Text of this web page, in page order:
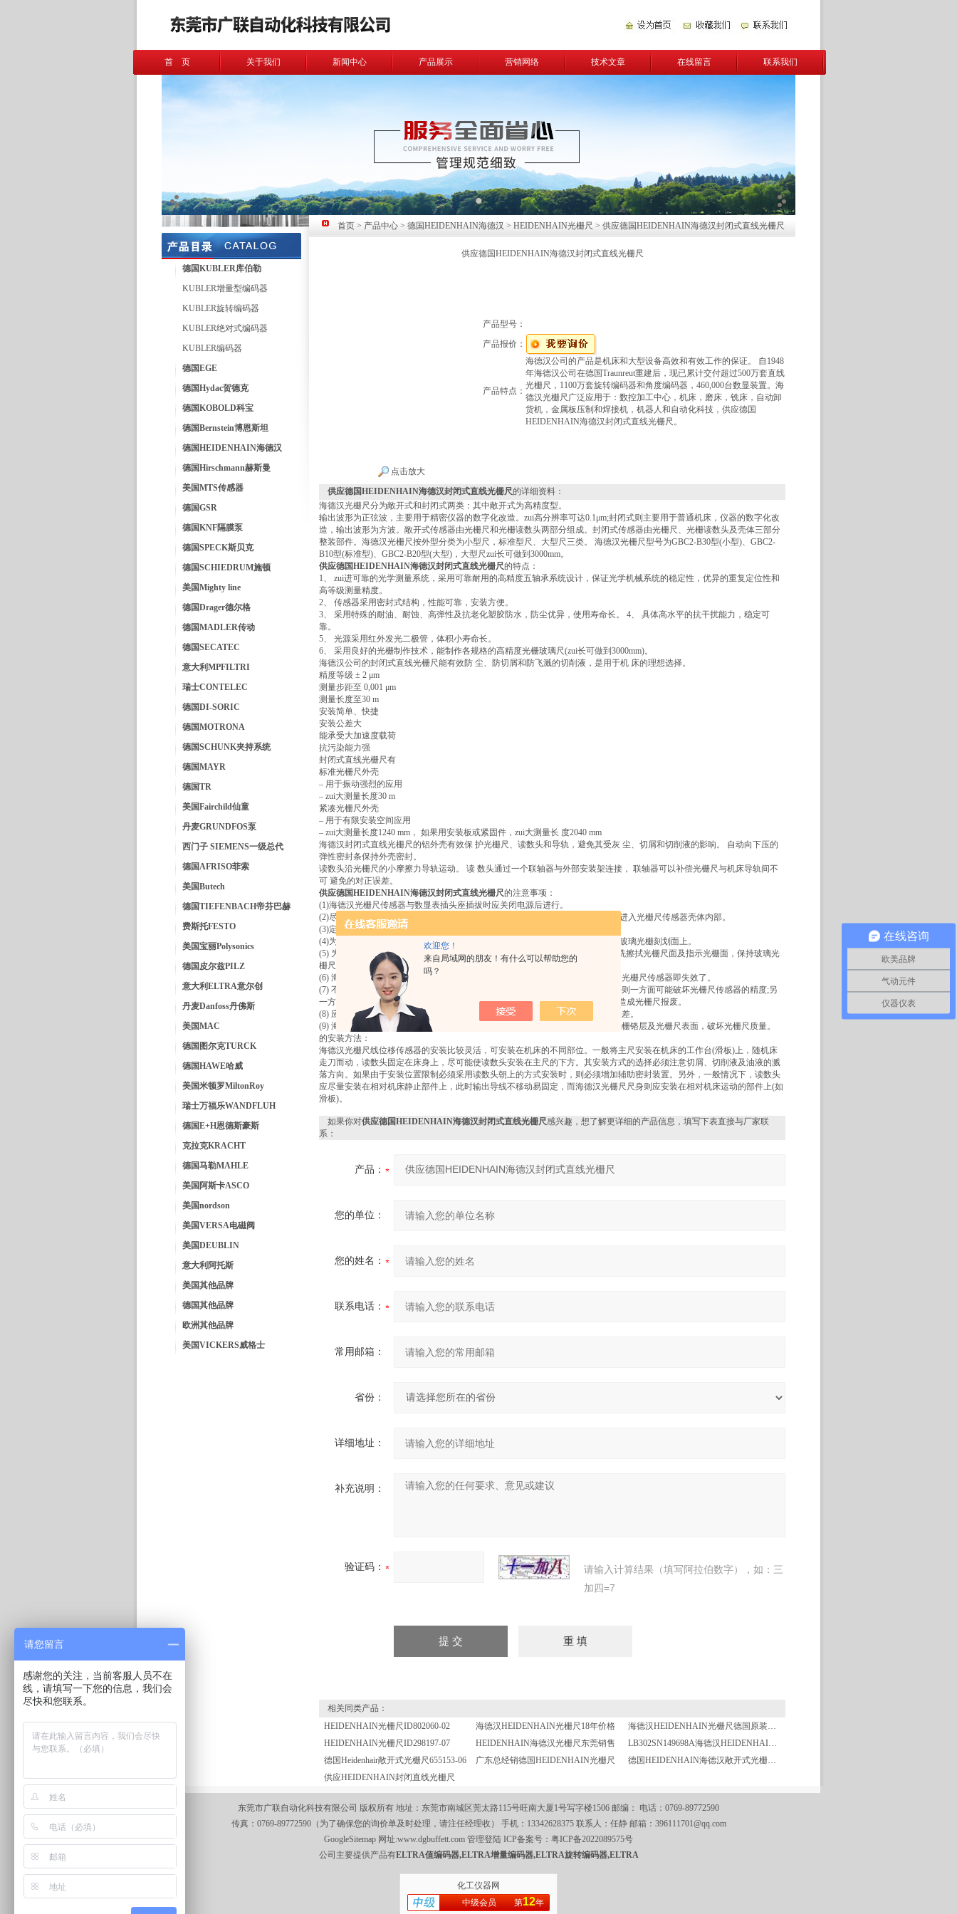
欢迎您！
来自局域网的朋友！有什么可以帮助您的
吗？
首 页 关于我们 新闻中心 产品展示 营销网络 技术文章 在线留言 联系我们
德国KUBLER库伯勒
KUBLER增量型编码器
KUBLER旋转编码器
KUBLER绝对式编码器
KUBLER编码器
德国EGE
德国Hydac贺德克
德国KOBOLD科宝
德国Bernstein博恩斯坦
德国HEIDENHAIN海德汉
德国Hirschmann赫斯曼
美国MTS传感器
德国GSR
德国KNF隔膜泵
德国SPECK斯贝克
德国SCHIEDRUM施顿
美国Mighty line
德国Drager德尔格
德国MADLER传动
德国SECATEC
意大利MPFILTRI
瑞士CONTELEC
德国DI-SORIC
德国MOTRONA
德国SCHUNK夹持系统
德国MAYR
德国TR
美国Fairchild仙童
丹麦GRUNDFOS泵
西门子 SIEMENS一级总代
德国AFRISO菲索
美国Butech
德国TIEFENBACH帝芬巴赫
费斯托FESTO
美国宝丽Polysonics
德国皮尔兹PILZ
意大利ELTRA意尔创
丹麦Danfoss丹佛斯
美国MAC
德国图尔克TURCK
德国HAWE哈威
美国米顿罗MiltonRoy
瑞士万福乐WANDFLUH
德国E+H恩德斯豪斯
克拉克KRACHT
德国马勒MAHLE
美国阿斯卡ASCO
美国nordson
美国VERSA电磁阀
美国DEUBLIN
意大利阿托斯
美国其他品牌
德国其他品牌
欧洲其他品牌
美国VICKERS威格士
首页 > 产品中心 > 德国HEIDENHAIN海德汉 > HEIDENHAIN光栅尺 > 供应德国HEIDENHAIN海德汉封闭式直线光栅尺
供应德国HEIDENHAIN海德汉封闭式直线光栅尺
点击放大
产品型号：
产品报价：
产品特点：
海德汉公司的产品是机床和大型设备高效和有效工作的保证。 自1948
年海德汉公司在德国Traunreut重建后，现已累计交付超过500万套直线
光栅尺，1100万套旋转编码器和角度编码器，460,000台数显装置。海
德汉光栅尺广泛应用于：数控加工中心，机床，磨床，铣床，自动卸
货机，金属板压制和焊接机，机器人和自动化科技，供应德国
HEIDENHAIN海德汉封闭式直线光栅尺。
供应德国HEIDENHAIN海德汉封闭式直线光栅尺的详细资料：
海德汉光栅尺分为敞开式和封闭式两类：其中敞开式为高精度型。
输出波形为正弦波，主要用于精密仪器的数字化改造。zui高分辨率可达0.1μm;封闭式则主要用于普通机床，仪器的数字化改
造，输出波形为方波。敞开式传感器由光栅尺和光栅读数头两部分组成。封闭式传感器由光栅尺、光栅读数头及壳体三部分
整装部件。海德汉光栅尺按外型分类为小型尺，标准型尺、大型尺三类。 海德汉光栅尺型号为GBC2-B30型(小型)、GBC2-
B10型(标准型)、GBC2-B20型(大型)，大型尺zui长可做到3000mm。
供应德国HEIDENHAIN海德汉封闭式直线光栅尺的特点：
1、 zui进可靠的光学测量系统，采用可靠耐用的高精度五轴承系统设计，保证光学机械系统的稳定性，优异的重复定位性和
高等级测量精度。
2、 传感器采用密封式结构，性能可靠，安装方便。
3、 采用特殊的耐油、耐蚀、高弹性及抗老化塑胶防水，防尘优异，使用寿命长。 4、 具体高水平的抗干扰能力，稳定可
靠。
5、 光源采用红外发光二极管，体积小寿命长。
6、 采用良好的光栅制作技术，能制作各规格的高精度光栅玻璃尺(zui长可做到3000mm)。
海德汉公司的封闭式直线光栅尺能有效防 尘、防切屑和防飞溅的切削液，是用于机 床的理想选择。
精度等级 ± 2 μm
测量步距至 0,001 μm
测量长度至30 m
安装简单、快捷
安装公差大
能承受大加速度载荷
抗污染能力强
封闭式直线光栅尺有
标准光栅尺外壳
– 用于振动强烈的应用
– zui大测量长度30 m
紧凑光栅尺外壳
– 用于有限安装空间应用
– zui大测量长度1240 mm， 如果用安装板或紧固件，zui大测量长 度2040 mm
海德汉封闭式直线光栅尺的铝外壳有效保 护光栅尺、读数头和导轨，避免其受灰 尘、切屑和切削液的影响。 自动向下压的
弹性密封条保持外壳密封。
读数头沿光栅尺的小摩擦力导轨运动。 读 数头通过一个联轴器与外部安装架连接， 联轴器可以补偿光栅尺与机床导轨间不
可 避免的对正误差。
供应德国HEIDENHAIN海德汉封闭式直线光栅尺的注意事项：
(1)海德汉光栅尺传感器与数显表插头座插拔时应关闭电源后进行。
(2)尽可能外加保护罩，并及时清理溅落在尺上的切屑和油液，严格防止任何异物进入光栅尺传感器壳体内部。
(3)定期检查各安装联接螺钉是否松动。
(4)为延长防尘密封条的寿命，可在密封条上均匀涂上一薄层硅油，注意勿溅落在玻璃光栅刻划面上。
(5) 为保证光栅尺传感器使用的可靠性，可每隔一定时间用乙醇混合液(各50%)清洗擦拭光栅尺面及指示光栅面，保持玻璃光
栅尺面清洁。
(6) 海德汉光栅尺传感器严禁剧烈震动及摔打，以免破坏光栅尺，如光栅尺断裂，光栅尺传感器即失效了。
(7) 不要自行拆开光栅尺传感器，更不能任意改动主栅尺与副栅尺的相对间距，否则一方面可能破坏光栅尺传感器的精度;另
一方面还可能造成主栅尺与副栅尺的相对摩擦，损坏铬层也就损坏了栅线，以而造成光栅尺报废。
(8) 应注意防止油污及水污染光栅尺面，以免破坏光栅尺线条纹分布，引起测量误差。
(9) 海德汉光栅尺传感器应尽量避免在有严重腐蚀作用的环境中工作，以免腐蚀光栅铬层及光栅尺表面，破坏光栅尺质量。
的安装方法：
海德汉光栅尺线位移传感器的安装比较灵活，可安装在机床的不同部位。一般将主尺安装在机床的工作台(滑板)上，随机床
走刀而动，读数头固定在床身上，尽可能使读数头安装在主尺的下方。其安装方式的选择必须注意切屑、切削液及油液的溅
落方向。如果由于安装位置限制必须采用读数头朝上的方式安装时，则必须增加辅助密封装置。另外，一般情况下，读数头
应尽量安装在相对机床静止部件上，此时输出导线不移动易固定，而海德汉光栅尺尺身则应安装在相对机床运动的部件上(如
滑板)。
如果你对供应德国HEIDENHAIN海德汉封闭式直线光栅尺感兴趣，想了解更详细的产品信息，填写下表直接与厂家联
系：
产品：
您的单位：
您的姓名：
联系电话：
常用邮箱：
省份：
详细地址：
补充说明：
验证码：
请输入计算结果（填写阿拉伯数字），如：三
加四=7
相关同类产品：
HEIDENHAIN光栅尺ID802060-02
海德汉HEIDENHAIN光栅尺18年价格
海德汉HEIDENHAIN光栅尺德国原装销售
HEIDENHAIN光栅尺ID298197-07
HEIDENHAIN海德汉光栅尺东莞销售
LB302SN149698A海德汉HEIDENHAIN直线光栅尺带保护壳
德国Heidenhair敞开式光栅尺655153-06
广东总经销德国HEIDENHAIN光栅尺
德国HEIDENHAIN海德汉敞开式光栅尺
供应HEIDENHAIN封闭直线光栅尺
东莞市广联自动化科技有限公司 版权所有 地址：东莞市南城区莞太路115号旺南大厦1号写字楼1506 邮编： 电话：0769-89772590
传真：0769-89772590（为了确保您的询价单及时处理，请注任经理收） 手机：13342628375 联系人：任静 邮箱： 396111701@qq.com
GoogleSitemap 网址:www.dgbuffett.com 管理登陆 ICP备案号： 粤ICP备2022089575号
公司主要提供产品有ELTRA值编码器,ELTRA增量编码器,ELTRA旋转编码器,ELTRA
化工仪器网
中级会员
第12年
在线咨询
欧美品牌
气动元件
仪器仪表
请您留言
感谢您的关注，当前客服人员不在
线，请填写一下您的信息，我们会
尽快和您联系。